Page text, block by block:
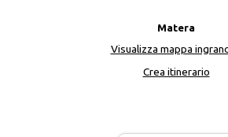
Matera
Visualizza mappa
Crea itinerario